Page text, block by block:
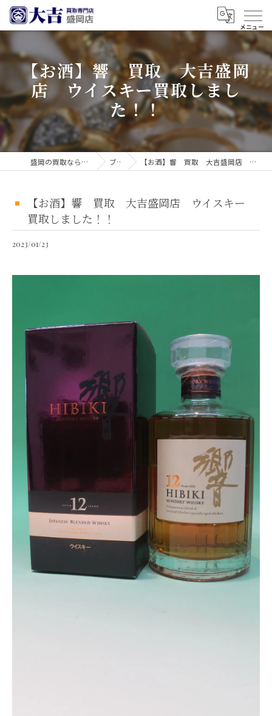
【お酒】響 買取 大吉盛岡
店 ウイスキー買取しまし
た！！
盛岡の買取なら買取大吉 盛岡店 ブログ 【お酒】響 買取 大吉盛岡店 ウイスキー買取しました！！
【お酒】響 買取 大吉盛岡店 ウイスキー
買取しました！！
2023/01/23